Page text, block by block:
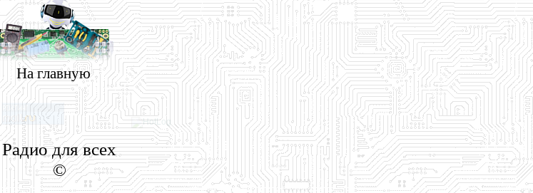
На главную
Радио для всех
©